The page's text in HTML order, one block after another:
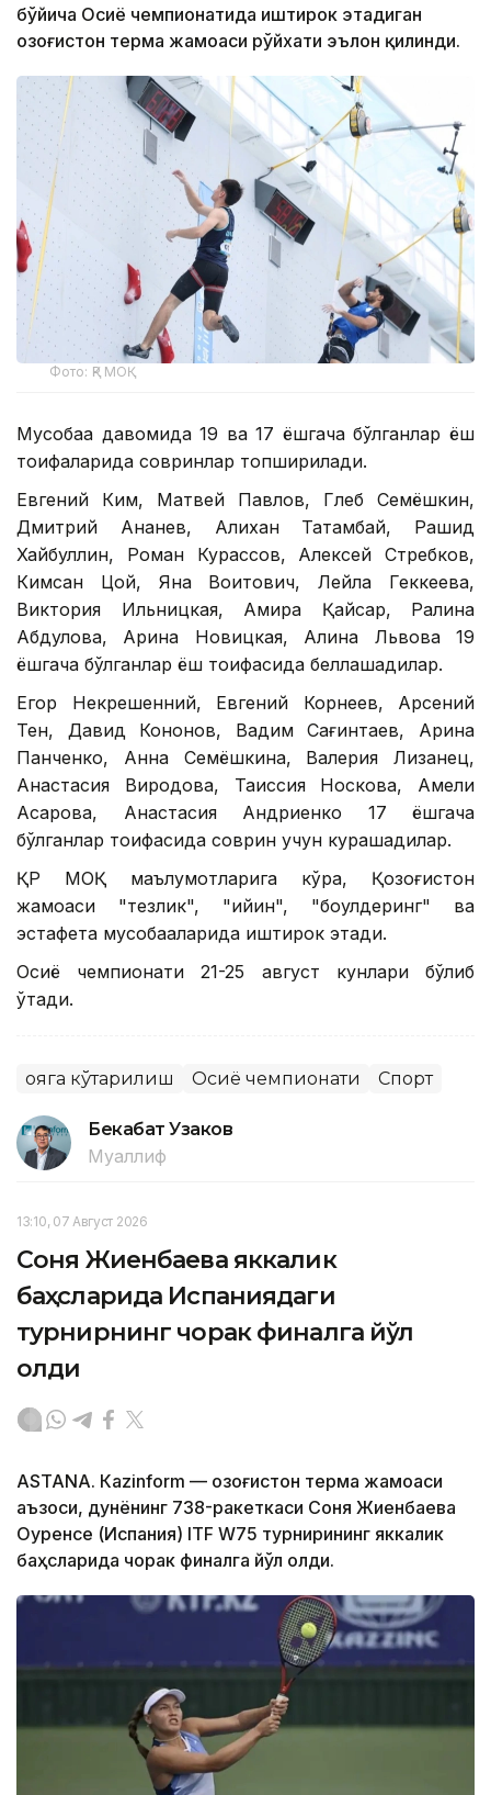
бўйича Осиё чемпионатида иштирок этадиган
Қозоғистон терма жамоаси рўйхати эълон қилинди.
Фото: ҚР МОҚ
Мусобақа давомида 19 ва 17 ёшгача бўлганлар ёш
тоифаларида совринлар топширилади.
Евгений Ким, Матвей Павлов, Глеб Семёшкин,
Дмитрий Ананев, Алихан Татамбай, Рашид
Хайбуллин, Роман Курассов, Алексей Стребков,
Кимсан Цой, Яна Воитович, Лейла Геккеева,
Виктория Ильницкая, Амира Қайсар, Ралина
Абдулова, Арина Новицкая, Алина Львова 19
ёшгача бўлганлар ёш тоифасида беллашадилар.
Егор Некрешенний, Евгений Корнеев, Арсений
Тен, Давид Кононов, Вадим Сағинтаев, Арина
Панченко, Анна Семёшкина, Валерия Лизанец,
Анастасия Виродова, Таиссия Носкова, Амели
Асқарова, Анастасия Андриенко 17 ёшгача
бўлганлар тоифасида соврин учун курашадилар.
ҚР МОҚ маълумотларига кўра, Қозоғистон
жамоаси "тезлик", "қийин", "боулдеринг" ва
эстафета мусобақаларида иштирок этади.
Осиё чемпионати 21-25 август кунлари бўлиб
ўтади.
Қояга кўтарилиш Осиё чемпионати Спорт
Бекабат Узаков
Муаллиф
13:10, 07 Август 2026
Соня Жиенбаева яккалик
баҳсларида Испаниядаги
турнирнинг чорак финалга йўл
олди
ASTANА. Кazinform — Қозоғистон терма жамоаси
аъзоси, дунёнинг 738-ракеткаси Соня Жиенбаева
Оуренсе (Испания) ITF W75 турнирининг яккалик
баҳсларида чорак финалга йўл олди.